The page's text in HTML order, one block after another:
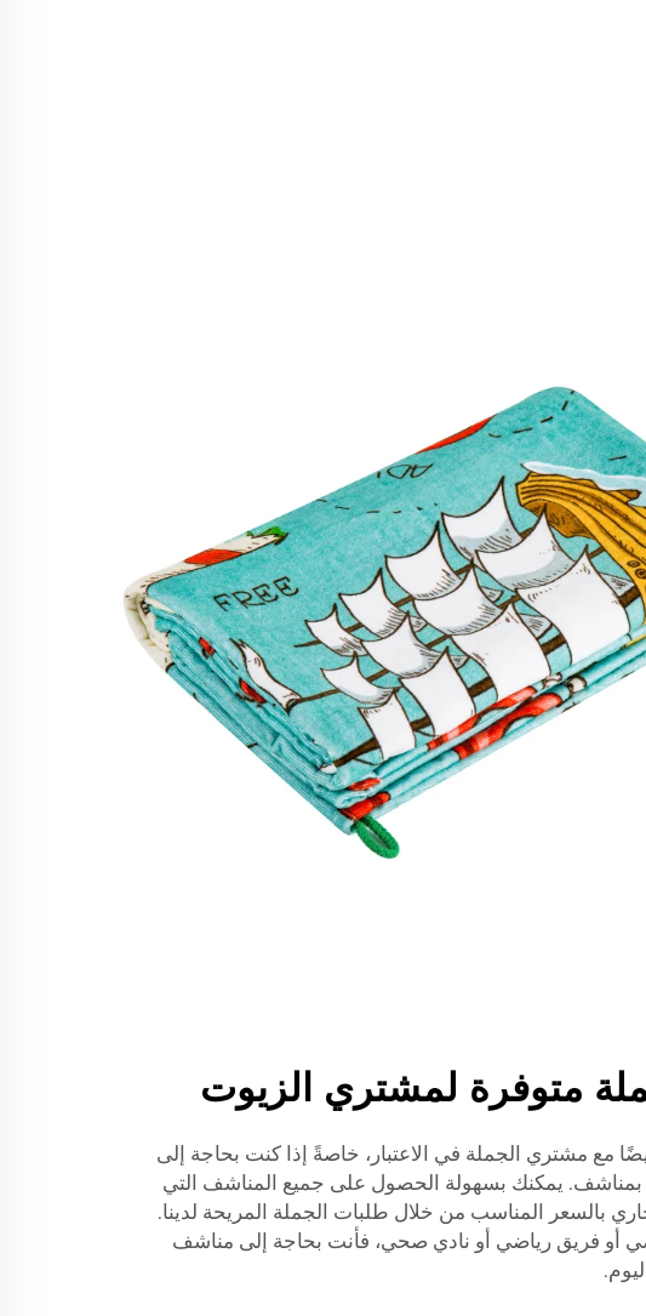
متوفرة لمشتري الزيوت
مع مشتري الجملة في الاعتبار، خاصةً إذا كنت بحاجة إلى
بمناشف. يمكنك بسهولة الحصول على جميع المناشف التي
بالسعر المناسب من خلال طلبات الجملة المريحة لدينا.
أو فريق رياضي أو نادي صحي، فأنت بحاجة إلى مناشف